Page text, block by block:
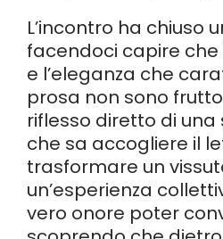
L’incontro ha chiuso
facendoci capire
e l’eleganza che
prosa non sono
riflesso diretto di
che sa accogliere il
trasformare un
un’esperienza
vero onore poter